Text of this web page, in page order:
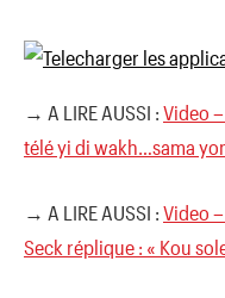
→ A LIRE AUSSI : Video
télé yi di wakh…sama
→ A LIRE AUSSI : Video
Seck réplique : « Kou